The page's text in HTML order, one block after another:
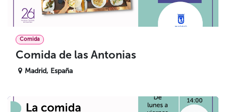
Comida
Comida de las Antonias
Madrid, España